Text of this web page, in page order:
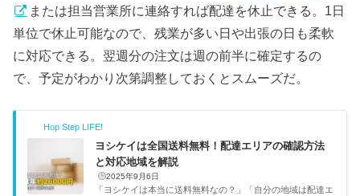
または担当営業所に連絡すれば配達を休止できる。1日
単位で休止可能なので、残業が多い日や出張の日も柔軟
に対応できる。翌週分の注文は週の前半に確定するの
で、予定がわかり次第調整しておくとスムーズだ。
Hop Step LIFE!
ヨシケイは全国送料無料！配達エリアの確認方法
と対応地域を解説
2025年9月6日
「ヨシケイは本当に送料無料なの？」「自分の地域は配達エ